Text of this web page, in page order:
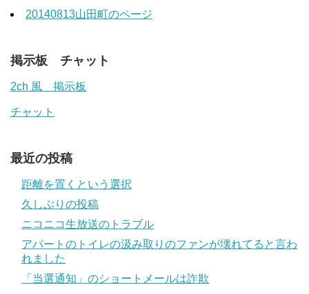
20140813山田町のページ
掲示板 チャット
2ch 風 掲示板
チャット
最近の投稿
距離を置くという選択
久しぶりの投稿
ニコニコ生放送のトラブル
アパートのトイレの汲み取りのファンが壊れてると言わ
れました
「当選通知」のショートメールは詐欺